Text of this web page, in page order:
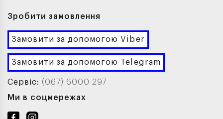
Зробити замовлення
Замовити за допомогою Viber
Замовити за допомогою Telegram
Сервіс: (067) 6000 297
Ми в соцмережах